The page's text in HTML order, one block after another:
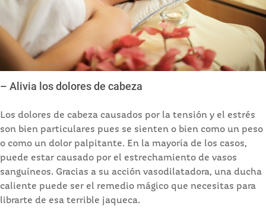
– Alivia los dolores de cabeza
Los dolores de cabeza causados por la tensión y el estrés
son bien particulares pues se sienten o bien como un peso
o como un dolor palpitante. En la mayoría de los casos,
puede estar causado por el estrechamiento de vasos
sanguíneos. Gracias a su acción vasodilatadora, una ducha
caliente puede ser el remedio mágico que necesitas para
librarte de esa terrible jaqueca.